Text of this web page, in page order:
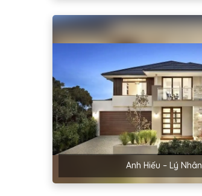
Anh Hiếu – Lý Nhân